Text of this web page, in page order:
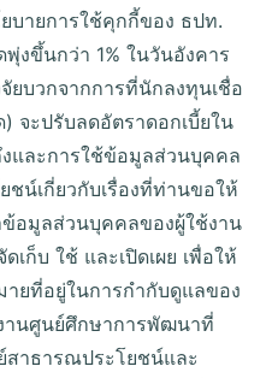
บายการใช้คุกกี้ของ ธปท.
งขึ้นกว่า 1% ในวันอังคาร
ยบวกจากการที่นักลงทุนเชื่อ
จะปรับลดอัตราดอกเบี้ยใน
งและการใช้ข้อมูลส่วนบุคคล
ชน์เกี่ยวกับเรื่องที่ท่านขอให้
อมูลส่วนบุคคลของผู้ใช้งาน
ก็บ ใช้ และเปิดเผย เพื่อให้
ยที่อยู่ในการกำกับดูแลของ
นศูนย์ศึกษาการพัฒนาที่
สาธารณประโยชน์และ